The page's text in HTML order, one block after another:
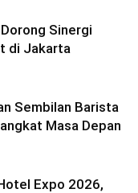
Sinergi
di Jakarta
Sembilan Barista
Masa Depan
Expo 2026,